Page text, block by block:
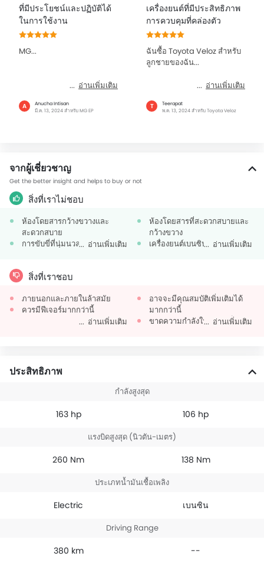
ที่มีประโยชน์และปฏิบัติได้
ในการใช้งาน
MG...
อ่านเพิ่มเติม
A
Anucha Intisan
มี.ค. 13, 2024 สำหรับ MG EP
เครื่องยนต์ที่มีประสิทธิภาพ
การควบคุมที่คล่องตัว
ฉันซื้อ Toyota Veloz สำหรับ
ลูกชายของฉัน...
อ่านเพิ่มเติม
T
Teerapat
พ.ค. 13, 2024 สำหรับ Toyota Veloz
จากผู้เชี่ยวชาญ
Get the better insight and helps to buy or not
สิ่งที่เราไม่ชอบ
ห้องโดยสารกว้างขวางและ
สะดวกสบาย
การขับขี่ที่นุ่มนวล
อ่านเพิ่มเติม
ห้องโดยสารที่สะดวกสบายและ
กว้างขวาง
เครื่องยนต์เบนซินที่นุ่มนวลและ
อ่านเพิ่มเติม
สิ่งที่เราชอบ
ภายนอกและภายในล้าสมัย
ควรมีฟีเจอร์มากกว่านี้
อ่านเพิ่มเติม
อาจจะมีคุณสมบัติเพิ่มเติมได้
มากกว่านี้
ขาดความกำลังในความเร็ว
อ่านเพิ่มเติม
ประสิทธิภาพ
กำลังสูงสุด
163 hp 106 hp
แรงบิดสูงสุด (นิวตัน-เมตร)
260 Nm 138 Nm
ประเภทน้ำมันเชื้อเพลิง
Electric เบนซิน
Driving Range
380 km --